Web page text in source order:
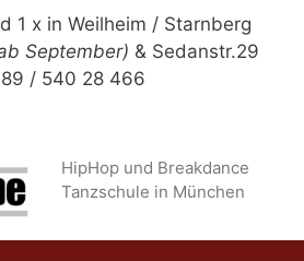
1 x in Weilheim / Starnberg
September) & Sedanstr.29
/ 540 28 466
HipHop und Breakdance
Tanzschule in München